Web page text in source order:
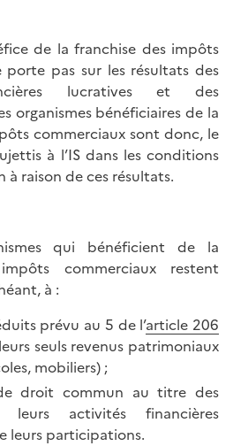
de la franchise des impôts
porte pas sur les résultats des
lucratives et des
organismes bénéficiaires de la
commerciaux sont donc, le
à l’IS dans les conditions
raison de ces résultats.
qui bénéficient de la
commerciaux restent
à :
prévu au 5 de l’article 206
seuls revenus patrimoniaux
mobiliers) ;
droit commun au titre des
leurs activités financières
leurs participations.